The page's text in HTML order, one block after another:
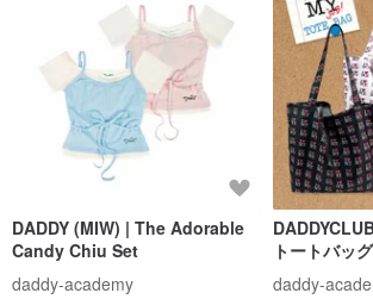
DADDY (MIW) | The Adorable
Candy Chiu Set
daddy-academy
トートバッ
トート
daddy-